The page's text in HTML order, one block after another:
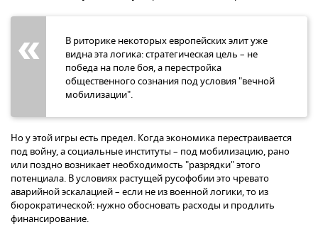
В риторике некоторых европейских элит уже
видна эта логика: стратегическая цель – не
победа на поле боя, а перестройка
общественного сознания под условия "вечной
мобилизации".
Но у этой игры есть предел. Когда экономика перестраивается
под войну, а социальные институты – под мобилизацию, рано
или поздно возникает необходимость "разрядки" этого
потенциала. В условиях растущей русофобии это чревато
аварийной эскалацией – если не из военной логики, то из
бюрократической: нужно обосновать расходы и продлить
финансирование.